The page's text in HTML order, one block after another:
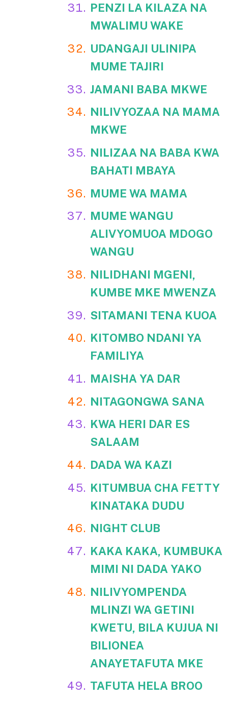
PENZI LA KILAZA NA
MWALIMU WAKE
UDANGAJI ULINIPA
MUME TAJIRI
JAMANI BABA MKWE
NILIVYOZAA NA MAMA
MKWE
NILIZAA NA BABA KWA
BAHATI MBAYA
MUME WA MAMA
MUME WANGU
ALIVYOMUOA MDOGO
WANGU
NILIDHANI MGENI,
KUMBE MKE MWENZA
SITAMANI TENA KUOA
KITOMBO NDANI YA
FAMILIYA
MAISHA YA DAR
NITAGONGWA SANA
KWA HERI DAR ES
SALAAM
DADA WA KAZI
KITUMBUA CHA FETTY
KINATAKA DUDU
NIGHT CLUB
KAKA KAKA, KUMBUKA
MIMI NI DADA YAKO
NILIVYOMPENDA
MLINZI WA GETINI
KWETU, BILA KUJUA NI
BILIONEA
ANAYETAFUTA MKE
TAFUTA HELA BROO